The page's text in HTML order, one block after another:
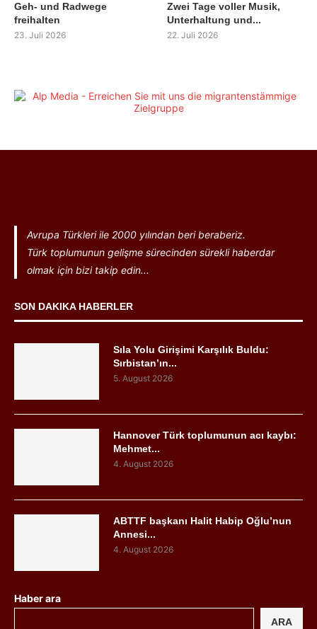
Geh- und Radwege
freihalten
23. Juli 2026
Zwei Tage voller Musik,
Unterhaltung und...
22. Juli 2026
Avrupa Türkleri ile 2000 yılından beri beraberiz.
Türk toplumunun gelişme sürecinden sürekli haberdar
olmak için bizi takip edin...
SON DAKIKA HABERLER
Sıla Yolu Girişimi Karşılık Buldu:
Sırbistan’ın...
5. August 2026
Hannover Türk toplumunun acı kaybı:
Mehmet...
4. August 2026
ABTTF başkanı Halit Habip Oğlu’nun
Annesi...
4. August 2026
Haber ara
ARA